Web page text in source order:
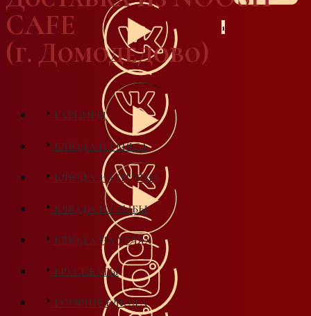
1
CAFE
(г. Домодедово)
ГАРНИРЫ
БЛЮДА ИЗ МЯСА
БЛЮДА ИЗ ПТИЦЫ
БЛЮДА ИЗ РЫБЫ
БЛЮДА НА УГЛЯХ
БРУСКЕТТЫ
ГОРЯЧИЕ БЛЮДА